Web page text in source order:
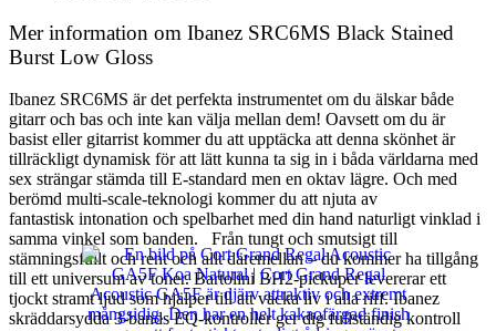
Mer information om Ibanez SRC6MS Black Stained
Burst Low Gloss
Ibanez SRC6MS är det perfekta instrumentet om du älskar både
gitarr och bas och inte kan välja mellan dem! Oavsett om du är
basist eller gitarrist kommer du att upptäcka att denna skönhet är
tillräckligt dynamisk för att lätt kunna ta sig in i båda världarna med
sex strängar stämda till E-standard men en oktav lägre. Och med
berömd multi-scale-teknologi kommer du att njuta av
fantastisk intonation och spelbarhet med din hand naturligt vinklad i
samma vinkel som banden. Från tungt och smutsigt till
stämningsfullt och rent och allt däremellan – du kommer ha tillgång
till ett universum av toner. Bartolini BH2-pickuper levererar ett
tjockt stramt ljud som hjälper till att väcka liv i alla riff. Ibanez
skräddarsydda 3-bands EQ-kontroller ger dig fullständig kontroll